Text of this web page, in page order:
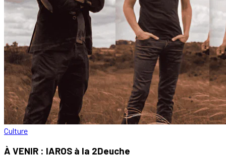
Culture
À VENIR : IAROS à la 2Deuche